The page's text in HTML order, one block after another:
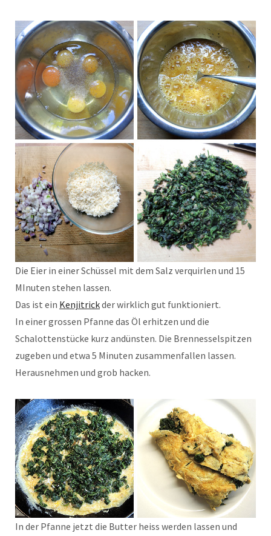
Die Eier in einer Schüssel mit dem Salz verquirlen und 15
MInuten stehen lassen.
Das ist ein Kenjitrickder wirklich gut funktioniert.
In einer grossen Pfanne das Öl erhitzen und die
Schalottenstücke kurz andünsten. Die Brennesselspitzen
zugeben und etwa 5 Minuten zusammenfallen lassen.
Herausnehmen und grob hacken.
In der Pfanne jetzt die Butter heiss werden lassen und